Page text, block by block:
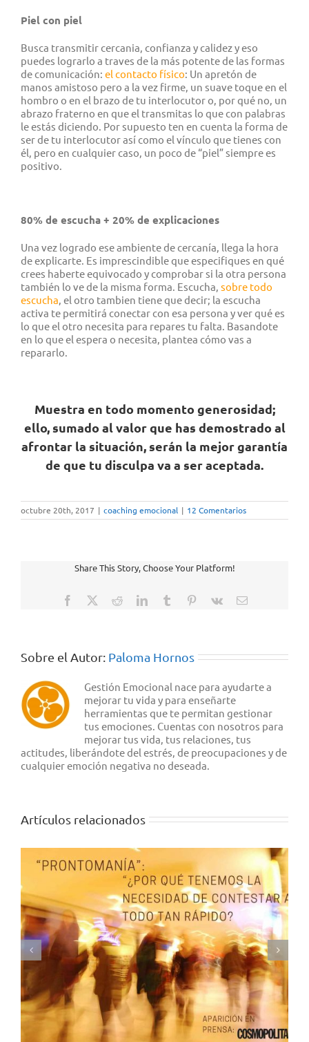
Piel con piel
Busca transmitir cercania, confianza y calidez y eso
puedes lograrlo a traves de la más potente de las formas
de comunicación: el contacto físico: Un apretón de
manos amistoso pero a la vez firme, un suave toque en el
hombro o en el brazo de tu interlocutor o, por qué no, un
abrazo fraterno en que el transmitas lo que con palabras
le estás diciendo. Por supuesto ten en cuenta la forma de
ser de tu interlocutor así como el vínculo que tienes con
él, pero en cualquier caso, un poco de “piel” siempre es
positivo.
80% de escucha + 20% de explicaciones
Una vez logrado ese ambiente de cercanía, llega la hora
de explicarte. Es imprescindible que especifiques en qué
crees haberte equivocado y comprobar si la otra persona
también lo ve de la misma forma. Escucha, sobre todo
escucha , el otro tambien tiene que decir; la escucha
activa te permitirá conectar con esa persona y ver qué es
lo que el otro necesita para repares tu falta. Basandote
en lo que el espera o necesita, plantea cómo vas a
repararlo.
Muestra en todo momento generosidad;
ello, sumado al valor que has demostrado al
afrontar la situación, serán la mejor garantía
de que tu disculpa va a ser aceptada.
octubre 20th, 2017 | coaching emocional | 12 Comentarios
Share This Story, Choose Your Platform!
Facebook RedditLinkedInTumblr Pinterest
Vk
Correo
Sobre el Autor: Paloma Hornos
Gestión Emocional nace para ayudarte a
mejorar tu vida y para enseñarte
herramientas que te permitan gestionar
tus emociones. Cuentas con nosotros para
mejorar tus vida, tus relaciones, tus
actitudes, liberándote del estrés, de preocupaciones y de
cualquier emoción negativa no deseada.
Artículos relacionados